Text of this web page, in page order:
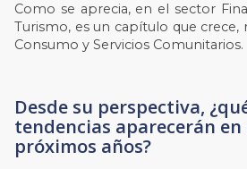
Como se aprecia, en el sector
Turismo, es un capítulo que crece,
Consumo y Servicios Comunitarios.
Desde su perspectiva,
tendencias aparecerán en
próximos años?